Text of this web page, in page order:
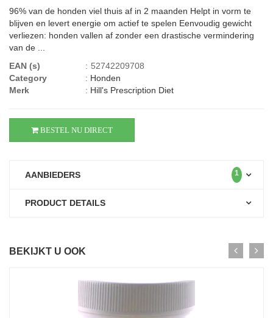
96% van de honden viel thuis af in 2 maanden Helpt in vorm te
blijven en levert energie om actief te spelen Eenvoudig gewicht
verliezen: honden vallen af zonder een drastische vermindering
van de ...
EAN (s)
: 52742209708
Category
: Honden
Merk
: Hill's Prescription Diet
BESTEL NU DIRECT
AANBIEDERS 1
PRODUCT DETAILS
BEKIJKT U OOK